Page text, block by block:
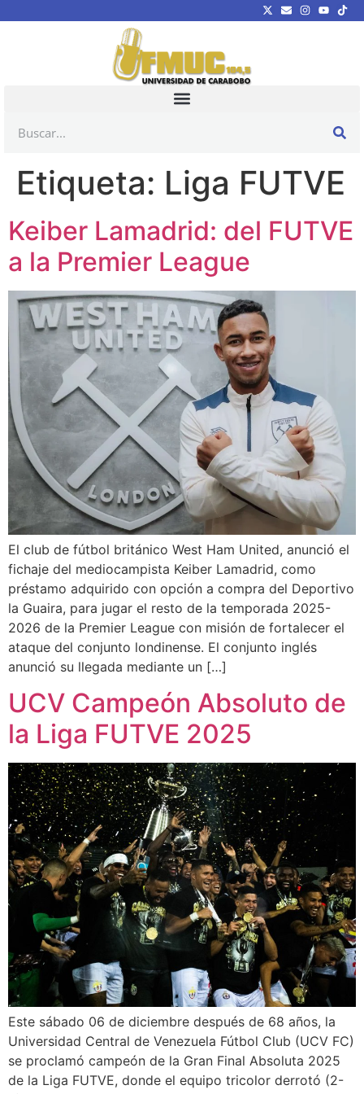
Etiqueta: Liga FUTVE
Keiber Lamadrid: del FUTVE
a la Premier League
El club de fútbol británico West Ham United, anunció el
fichaje del mediocampista Keiber Lamadrid, como
préstamo adquirido con opción a compra del Deportivo
la Guaira, para jugar el resto de la temporada 2025-
2026 de la Premier League con misión de fortalecer el
ataque del conjunto londinense. El conjunto inglés
anunció su llegada mediante un […]
UCV Campeón Absoluto de
la Liga FUTVE 2025
Este sábado 06 de diciembre después de 68 años, la
Universidad Central de Venezuela Fútbol Club (UCV FC)
se proclamó campeón de la Gran Final Absoluta 2025
de la Liga FUTVE, donde el equipo tricolor derrotó (2-